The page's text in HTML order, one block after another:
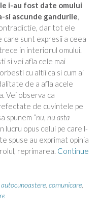
i-au fost date omului
si ascunde gandurile,
dar tot ele
care sunt expresii a ceea
in interiorul omului.
si vei afla cele mai
cu altii ca si cum ai
de a afla acele
Vei observa ca
de cuvintele pe
spunem “nu, nu asta
lucru opus celui pe care l-
spuse au exprimat opinia
reprimarea. Continue
autocunoastere comunicare